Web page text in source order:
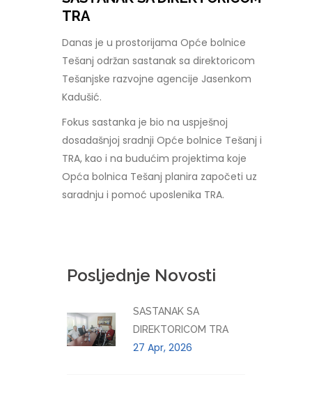
TRA
Danas je u prostorijama Opće bolnice
Tešanj održan sastanak sa direktoricom
Tešanjske razvojne agencije Jasenkom
Kadušić.
Fokus sastanka je bio na uspješnoj
dosadašnjoj sradnji Opće bolnice Tešanj i
TRA, kao i na budućim projektima koje
Opća bolnica Tešanj planira započeti uz
saradnju i pomoć uposlenika TRA.
Posljednje Novosti
SASTANAK SA
DIREKTORICOM TRA
27 Apr, 2026